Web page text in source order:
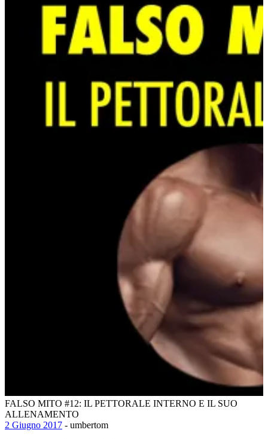
FALSO MITO #12: IL PETTORALE INTERNO E IL SUO
ALLENAMENTO
2 Giugno 2017 - umbertom